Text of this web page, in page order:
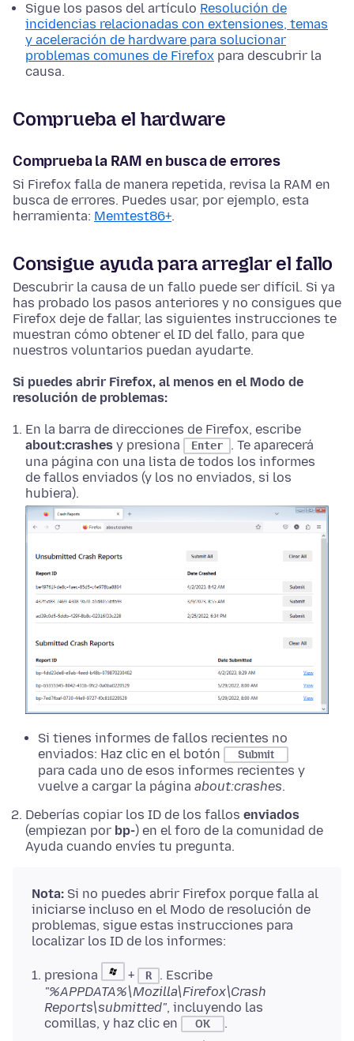
Sigue los pasos del artículo Resolución de
incidencias relacionadas con extensiones, temas
y aceleración de hardware para solucionar
problemas comunes de Firefox para descubrir la
causa.
Comprueba el hardware
Comprueba la RAM en busca de errores
Si Firefox falla de manera repetida, revisa la RAM en
busca de errores. Puedes usar, por ejemplo, esta
herramienta: Memtest86+.
Consigue ayuda para arreglar el fallo
Descubrir la causa de un fallo puede ser difícil. Si ya
has probado los pasos anteriores y no consigues que
Firefox deje de fallar, las siguientes instrucciones te
muestran cómo obtener el ID del fallo, para que
nuestros voluntarios puedan ayudarte.
Si puedes abrir Firefox, al menos en el Modo de
resolución de problemas:
En la barra de direcciones de Firefox, escribe
about:crashes y presiona Enter
. Te aparecerá
una página con una lista de todos los informes
de fallos enviados (y los no enviados, si los
hubiera).
Si tienes informes de fallos recientes no
enviados: Haz clic en el botón
Submit
para cada uno de esos informes recientes y
vuelve a cargar la página about:crashes.
Deberías copiar los ID de los fallos enviados
(empiezan por bp-) en el foro de la comunidad de
Ayuda cuando envíes tu pregunta.
Nota: Si no puedes abrir Firefox porque falla al
iniciarse incluso en el Modo de resolución de
problemas, sigue estas instrucciones para
localizar los ID de los informes:
presiona + R
. Escribe
"%APPDATA%\Mozilla\Firefox\Crash
Reports\submitted", incluyendo las
comillas, y haz clic en
OK
.